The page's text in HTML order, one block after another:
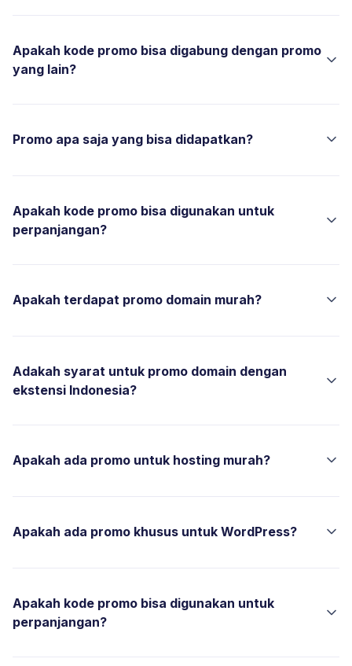
Apakah kode promo bisa digabung dengan promo
yang lain?
Promo apa saja yang bisa didapatkan?
Apakah kode promo bisa digunakan untuk
perpanjangan?
Apakah terdapat promo domain murah?
Adakah syarat untuk promo domain dengan
ekstensi Indonesia?
Apakah ada promo untuk hosting murah?
Apakah ada promo khusus untuk WordPress?
Apakah kode promo bisa digunakan untuk
perpanjangan?